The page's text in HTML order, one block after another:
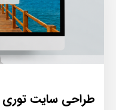
طراحی سایت توری